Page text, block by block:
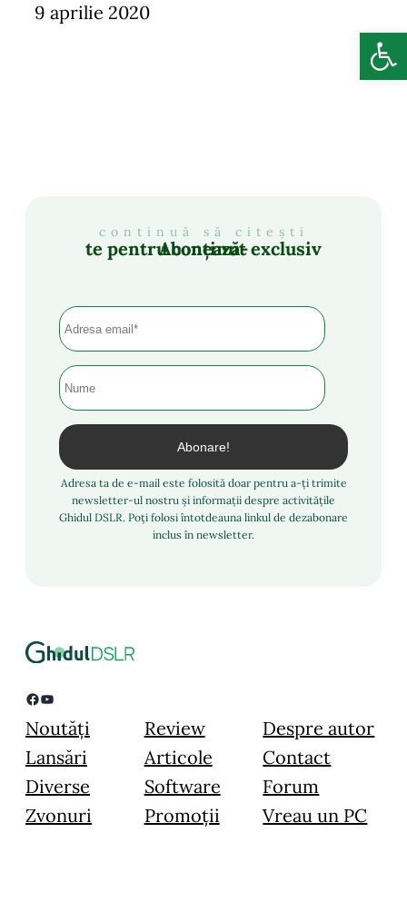
9 aprilie 2020
continuă să citești
Abonează-te pentru conținut exclusiv
Adresa ta de e-mail este folosită doar pentru a-ți trimite
newsletter-ul nostru și informații despre activitățile
Ghidul DSLR. Poți folosi întotdeauna linkul de dezabonare
inclus în newsletter.
Facebook YouTube
Noutăți
Lansări
Diverse
Zvonuri
Review
Articole
Software
Promoții
Despre autor
Contact
Forum
Vreau un PC